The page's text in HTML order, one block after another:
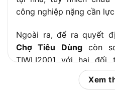
công nghiệp nặng cần
Ngoài ra, để ra quyết
Chợ Tiêu Dùngcòn
TIWLI2001 với hai đối
Makita DTW302Z và
phân tích này giúp bạn
Xem